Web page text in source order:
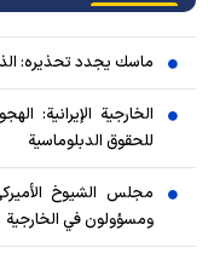
ماسك يجدد تحذيره:
الخارجية الإيرانية:
للحقوق الدبلوماسية
ومسؤولون في الخارجية